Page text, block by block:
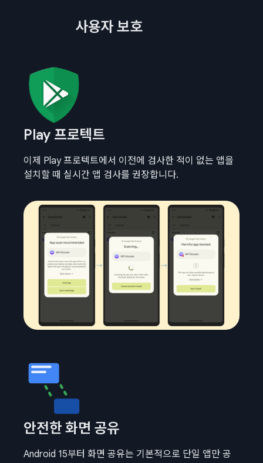
사용자 보호
Play 프로텍트
이제 Play 프로텍트에서 이전에 검사한 적이 없는 앱을
설치할 때 실시간 앱 검사를 권장합니다.
안전한 화면 공유
Android 15부터 화면 공유는 기본적으로 단일 앱만 공